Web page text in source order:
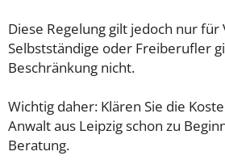
Diese Regelung gilt jedoch nur
Selbstständige oder Freiberufler
Beschränkung nicht.
Wichtig daher: Klären Sie die
Anwalt aus Leipzig schon zu
Beratung.